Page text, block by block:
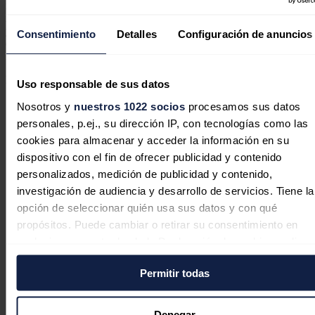
Consentimiento Detalles Configuración de anuncios
Uso responsable de sus datos
Nosotros y nuestros 1022 sociosprocesamos sus datos
personales, p.ej., su dirección IP, con tecnologías como las
cookies para almacenar y acceder la información en su
dispositivo con el fin de ofrecer publicidad y contenido
personalizados, medición de publicidad y contenido,
investigación de audiencia y desarrollo de servicios. Tiene la
opción de seleccionar quién usa sus datos y con qué
propósitos. Puede cambiar o retirar su consentimiento en
en el Menú de consentimiento.
Si lo permite, también quisiéramos:
Recopilar información sobre su ubicación geográfica
Permitir todas
, que simplifica
ya gestionar por separado proveedores, instalaciones, contratos
energéticos, seguros o servicios de mantenimiento, quedando todo
integrado en un único contrato con una sola cuota.
Noticias relacionadas
Iberdrola invertirá 526 millones para
modernizar las redes eléctricas del
Distrito Federal de Brasil
Redacción07/08/2026